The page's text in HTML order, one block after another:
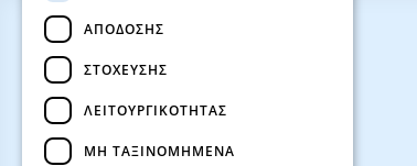
ΣΧΟΛΙΚΕΣ ΤΣΑΝΤΕΣ
ΑΠΌΔΟΣΗΣ
ΣΤΌΧΕΥΣΗΣ
ΛΕΙΤΟΥΡΓΙΚΌΤΗΤΑΣ
ΜΗ ΤΑΞΙΝΟΜΗΜΈΝΑ